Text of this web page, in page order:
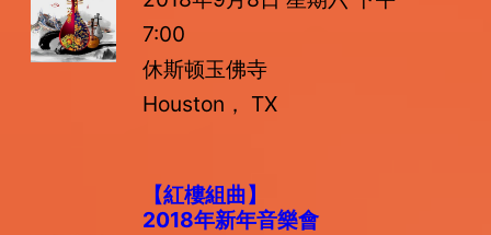
7:00
休斯顿玉佛寺
Houston， TX
【紅樓組曲】
2018年新年音樂會